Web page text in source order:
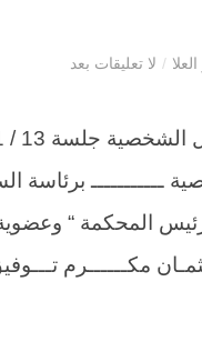
/ لا تعليقات بعد
ـــــــــــ برئاسة
المحكمة “
مكــــــرم